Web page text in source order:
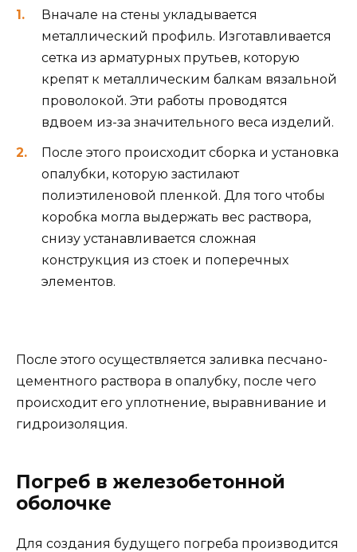
Вначале на стены укладывается
металлический профиль. Изготавливается
сетка из арматурных прутьев, которую
крепят к металлическим балкам вязальной
проволокой. Эти работы проводятся
вдвоем из-за значительного веса изделий.
После этого происходит сборка и установка
опалубки, которую застилают
полиэтиленовой пленкой. Для того чтобы
коробка могла выдержать вес раствора,
снизу устанавливается сложная
конструкция из стоек и поперечных
элементов.
После этого осуществляется заливка песчано-
цементного раствора в опалубку, после чего
происходит его уплотнение, выравнивание и
гидроизоляция.
Погреб в железобетонной
оболочке
Для создания будущего погреба производится